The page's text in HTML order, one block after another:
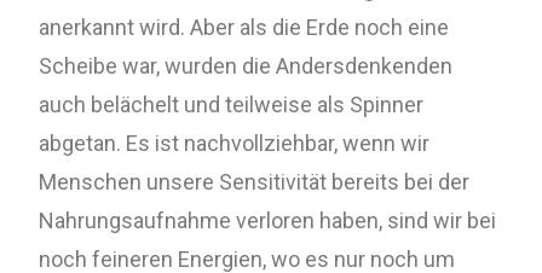
anerkannt wird. Aber als die Erde noch eine
Scheibe war, wurden die Andersdenkenden
auch belächelt und teilweise als Spinner
abgetan. Es ist nachvollziehbar, wenn wir
Menschen unsere Sensitivität bereits bei der
Nahrungsaufnahme verloren haben, sind wir bei
noch feineren Energien, wo es nur noch um